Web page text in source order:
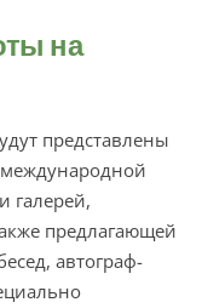
на
представлены
галерей,
предлагающей
автограф-